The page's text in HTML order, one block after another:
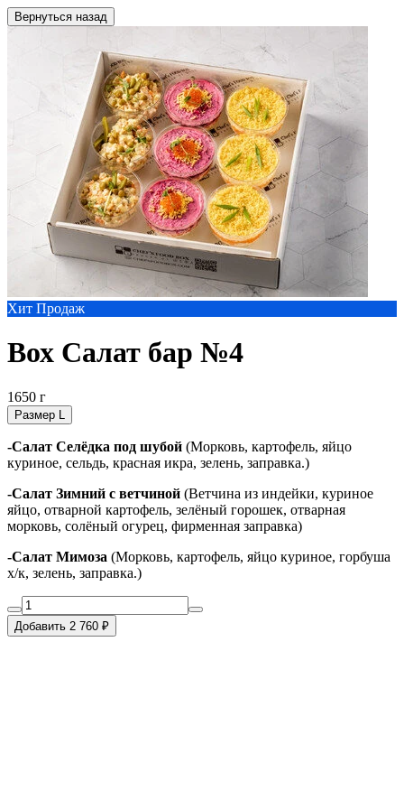
Вернуться назад
Хит Продаж
Вох Салат бар №4
1650 г
Размер L
-Салат Селёдка под шубой (Морковь, картофель, яйцо
куриное, сельдь, красная икра, зелень, заправка.)
-Салат Зимний с ветчиной (Ветчина из индейки, куриное
яйцо, отварной картофель, зелёный горошек, отварная
морковь, солёный огурец, фирменная заправка)
-Салат Мимоза (Морковь, картофель, яйцо куриное, горбуша
х/к, зелень, заправка.)
Добавить 2 760 ₽